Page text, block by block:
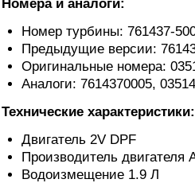
Номера и аналоги:
Номер турбины: 761437-
Предыдущие версии:
Оригинальные номера:
Аналоги: 7614370005,
Технические характеристики:
Двигатель 2V DPF
Производитель двигателя
Водоизмещение 1.9 Л